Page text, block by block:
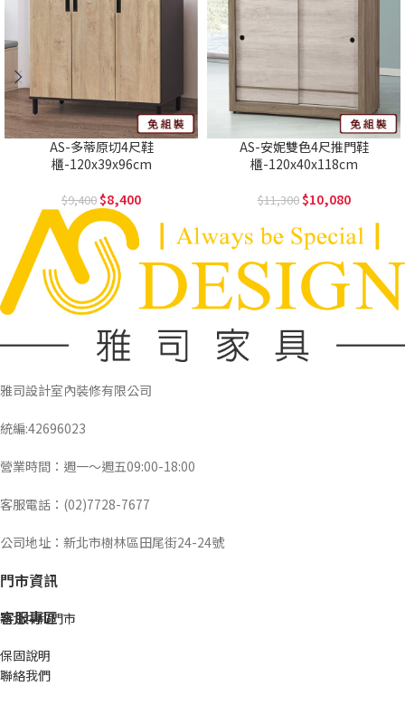
AS-多蒂原切4尺鞋
櫃-120x39x96cm
9,400 8,400
AS-安妮雙色4尺推門鞋
櫃-120x40x118cm
11,300 10,080
雅司設計室內裝修有限公司
統編:42696023
營業時間：週一～週五09:00-18:00
客服電話：(02)7728-7677
公司地址：新北市樹林區田尾街24-24號
門市資訊
新北中和門市
客服專區
保固說明
聯絡我們